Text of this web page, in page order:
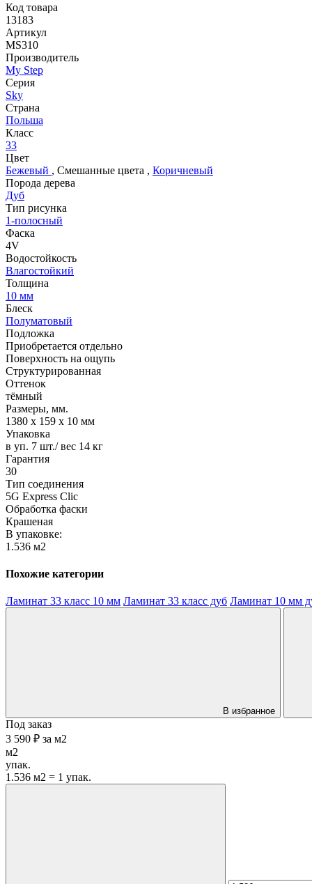
Код товара
13183
Артикул
MS310
Производитель
My Step
Серия
Sky
Страна
Польша
Класс
33
Цвет
Бежевый , Смешанные цвета , Коричневый
Порода дерева
Дуб
Тип рисунка
1-полосный
Фаска
4V
Водостойкость
Влагостойкий
Толщина
10 мм
Блеск
Полуматовый
Подложка
Приобретается отдельно
Поверхность на ощупь
Структурированная
Оттенок
тёмный
Размеры, мм.
1380 х 159 х 10 мм
Упаковка
в уп. 7 шт./ вес 14 кг
Гарантия
30
Тип соединения
5G Express Clic
Обработка фаски
Крашеная
В упаковке:
1.536 м2
Похожие категории
Ламинат 33 класс 10 мм Ламинат 33 класс дуб Ламинат 10 мм
В избранное
Под заказ
3 590 ₽ за м2
м2
упак.
1.536 м2 = 1 упак.